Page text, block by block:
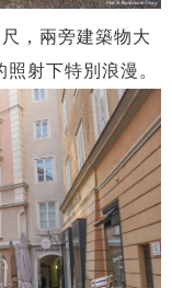
，兩旁建築物大
射下特別浪漫。